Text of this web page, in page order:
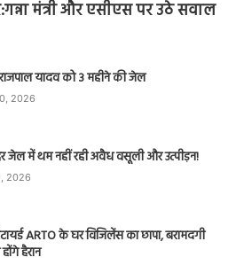
मंत्री और एसीएस पर उठे सवाल
यादव को 3 महीने की जेल
2026
में थम नहीं रही अवैध वसूली और उत्पीड़न!
2026
ARTO के घर विजिलेंस का छापा, बरामदगी
हैरान